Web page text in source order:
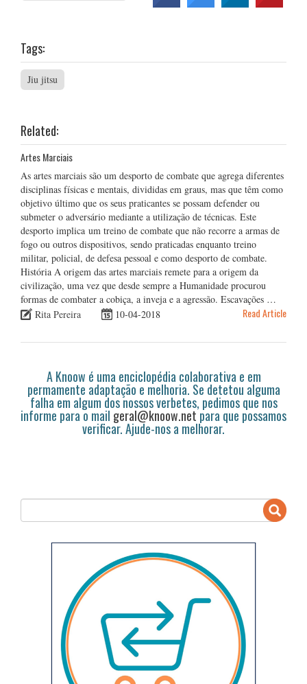
Tags:
Jiu jitsu
Related:
Artes Marciais
As artes marciais são um desporto de combate que agrega diferentes
disciplinas físicas e mentais, divididas em graus, mas que têm como
objetivo último que os seus praticantes se possam defender ou
submeter o adversário mediante a utilização de técnicas. Este
desporto implica um treino de combate que não recorre a armas de
fogo ou outros dispositivos, sendo praticadas enquanto treino
militar, policial, de defesa pessoal e como desporto de combate.
História A origem das artes marciais remete para a origem da
civilização, uma vez que desde sempre a Humanidade procurou
formas de combater a cobiça, a inveja e a agressão. Escavações …
Rita Pereira
10-04-2018 Read Article
A Knoow é uma enciclopédia colaborativa e em
permamente adaptação e melhoria. Se detetou alguma
falha em algum dos nossos verbetes, pedimos que nos
informe para o mail geral@knoow.netpara que possamos
verificar. Ajude-nos a melhorar.